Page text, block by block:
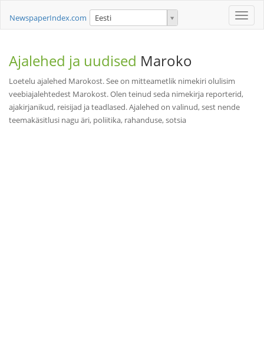
Toggle
NewspaperIndex.com Eesti
Ajalehed ja uudised Maroko
Loetelu ajalehed Marokost. See on mitteametlik nimekiri olulisim
veebiajalehtedest Marokost. Olen teinud seda nimekirja reporterid,
ajakirjanikud, reisijad ja teadlased. Ajalehed on valinud, sest nende
teemakäsitlusi nagu äri, poliitika, rahanduse, sotsia